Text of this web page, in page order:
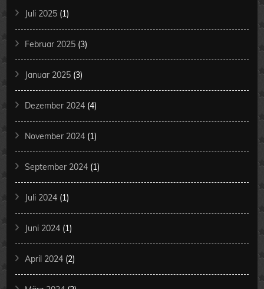
Juli 2025 (1)
Februar 2025 (3)
Januar 2025 (3)
Dezember 2024 (4)
November 2024 (1)
September 2024 (1)
Juli 2024 (1)
Juni 2024 (1)
April 2024 (2)